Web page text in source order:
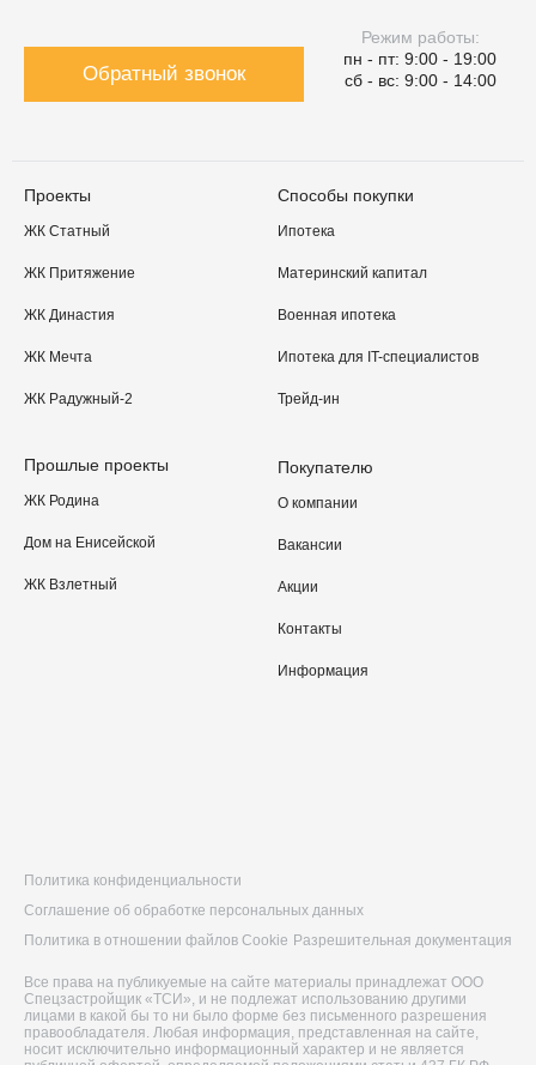
Обратный звонок
Режим работы:
пн - пт: 9:00 - 19:00
сб - вс: 9:00 - 14:00
Проекты
ЖК Статный
ЖК Притяжение
ЖК Династия
ЖК Мечта
ЖК Радужный-2
Прошлые проекты
ЖК Родина
Дом на Енисейской
ЖК Взлетный
Способы покупки
Ипотека
Материнский капитал
Военная ипотека
Ипотека для IT-специалистов
Трейд-ин
Покупателю
О компании
Вакансии
Акции
Контакты
Информация
Политика конфиденциальности
Соглашение об обработке персональных данных
Политика в отношении файлов Cookie Разрешительная документация
Все права на публикуемые на сайте материалы принадлежат ООО
Спецзастройщик «ТСИ», и не подлежат использованию другими
лицами в какой бы то ни было форме без письменного разрешения
правообладателя. Любая информация, представленная на сайте,
носит исключительно информационный характер и не является